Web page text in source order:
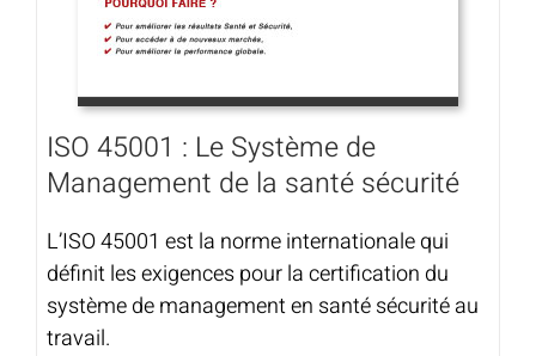
ISO 45001 : Le Système de
Management de la santé sécurité
L’ISO 45001 est la norme internationale qui
définit les exigences pour la certification du
système de management en santé sécurité au
travail.